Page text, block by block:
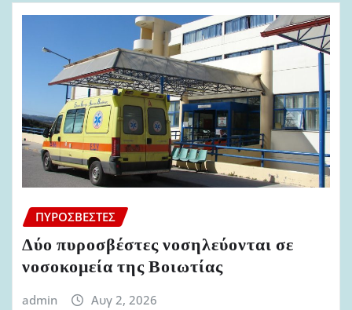
ΠΥΡΟΣΒΈΣΤΕΣ
Δύο πυροσβέστες νοσηλεύονται σε
νοσοκομεία της Βοιωτίας
admin Αυγ 2, 2026